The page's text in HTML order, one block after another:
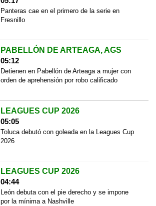
Panteras cae en el primero de la serie en
Fresnillo
PABELLÓN DE ARTEAGA, AGS
05:12
Detienen en Pabellón de Arteaga a mujer con
orden de aprehensión por robo calificado
LEAGUES CUP 2026
05:05
Toluca debutó con goleada en la Leagues Cup
2026
LEAGUES CUP 2026
04:44
León debuta con el pie derecho y se impone
por la mínima a Nashville